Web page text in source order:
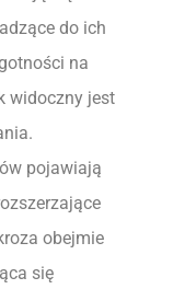
do ich
na
widoczny jest
pojawiają
obejmie
się